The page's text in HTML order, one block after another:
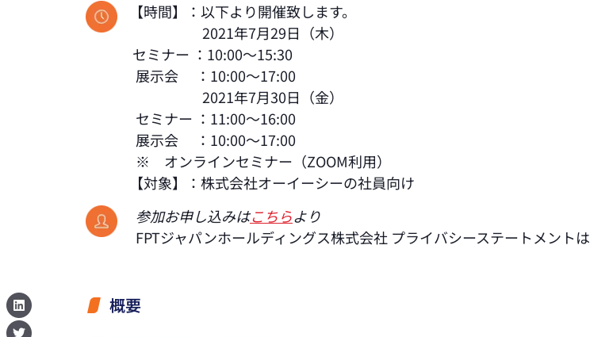
【時間】：以下より開催致します。
2021年7月29日（木）
セミナー ：10:00～15:30
展示会 ：10:00～17:00
2021年7月30日（金）
セミナー ：11:00～16:00
展示会 ：10:00～17:00
※ オンラインセミナー（ZOOM利用）
【対象】：株式会社オーイーシーの社員向け
参加お申し込みはこちらより
FPTジャパンホールディングス株式会社 プライバシーステートメントは
概要